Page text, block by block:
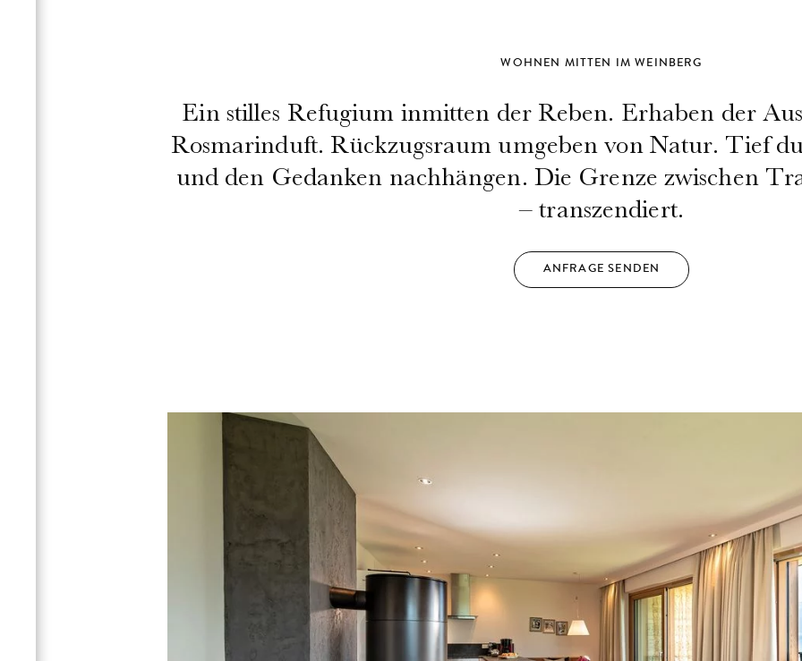
WOHNEN MITTEN IM WEINBERG
Ein stilles Refugium inmitten der Reben. Erhaben der
Rosmarinduft. Rückzugsraum umgeben von Natur. Tief
und den Gedanken nachhängen. Die Grenze zwischen
– transzendiert.
ANFRAGE SENDEN